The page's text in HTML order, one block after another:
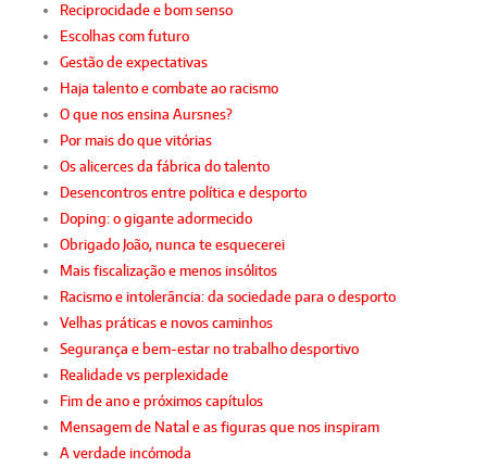
Reciprocidade e bom senso
Escolhas com futuro
Gestão de expectativas
Haja talento e combate ao racismo
O que nos ensina Aursnes?
Por mais do que vitórias
Os alicerces da fábrica do talento
Desencontros entre política e desporto
Doping: o gigante adormecido
Obrigado João, nunca te esquecerei
Mais fiscalização e menos insólitos
Racismo e intolerância: da sociedade para o desporto
Velhas práticas e novos caminhos
Segurança e bem-estar no trabalho desportivo
Realidade vs perplexidade
Fim de ano e próximos capítulos
Mensagem de Natal e as figuras que nos inspiram
A verdade incómoda